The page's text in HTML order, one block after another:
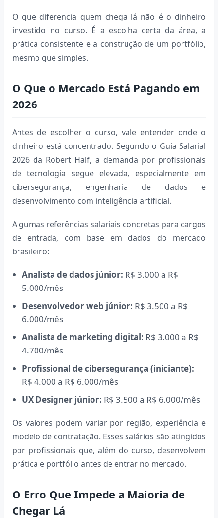
O que diferencia quem chega lá não é o dinheiro
investido no curso. É a escolha certa da área, a
prática consistente e a construção de um portfólio,
mesmo que simples.
O Que o Mercado Está Pagando em
2026
Antes de escolher o curso, vale entender onde o
dinheiro está concentrado. Segundo o Guia Salarial
2026 da Robert Half, a demanda por profissionais
de tecnologia segue elevada, especialmente em
cibersegurança, engenharia de dados e
desenvolvimento com inteligência artificial.
Algumas referências salariais concretas para cargos
de entrada, com base em dados do mercado
brasileiro:
Analista de dados júnior: R$ 3.000 a R$
5.000/mês
Desenvolvedor web júnior: R$ 3.500 a R$
6.000/mês
Analista de marketing digital: R$ 3.000 a R$
4.700/mês
Profissional de cibersegurança (iniciante):
R$ 4.000 a R$ 6.000/mês
UX Designer júnior: R$ 3.500 a R$ 6.000/mês
Os valores podem variar por região, experiência e
modelo de contratação. Esses salários são atingidos
por profissionais que, além do curso, desenvolvem
prática e portfólio antes de entrar no mercado.
O Erro Que Impede a Maioria de
Chegar Lá